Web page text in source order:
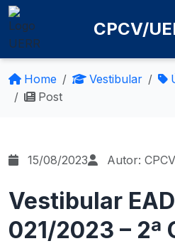
CPCV/
Home Vestibular
Post
15/08/2023 Autor: CPCV
Vestibular
021/2023 – 2ª